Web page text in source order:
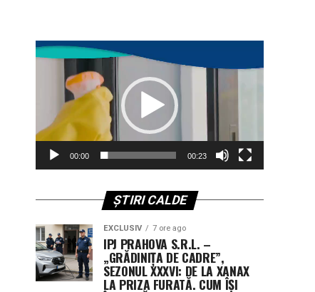
Player
video
00:00 00:23
ȘTIRI CALDE
EXCLUSIV 7 ore ago
IPJ PRAHOVA S.R.L. –
„GRĂDINIȚA DE CADRE”,
SEZONUL XXXVI: DE LA XANAX
LA PRIZA FURATĂ. CUM ÎȘI